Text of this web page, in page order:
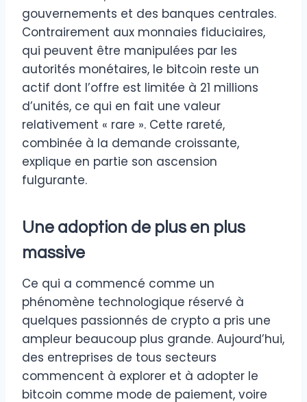
gouvernements et des banques centrales.
Contrairement aux monnaies fiduciaires,
qui peuvent être manipulées par les
autorités monétaires, le bitcoin reste un
actif dont l’offre est limitée à 21 millions
d’unités, ce qui en fait une valeur
relativement « rare ». Cette rareté,
combinée à la demande croissante,
explique en partie son ascension
fulgurante.
Une adoption de plus en plus
massive
Ce qui a commencé comme un
phénomène technologique réservé à
quelques passionnés de crypto a pris une
ampleur beaucoup plus grande. Aujourd’hui,
des entreprises de tous secteurs
commencent à explorer et à adopter le
bitcoin comme mode de paiement, voire